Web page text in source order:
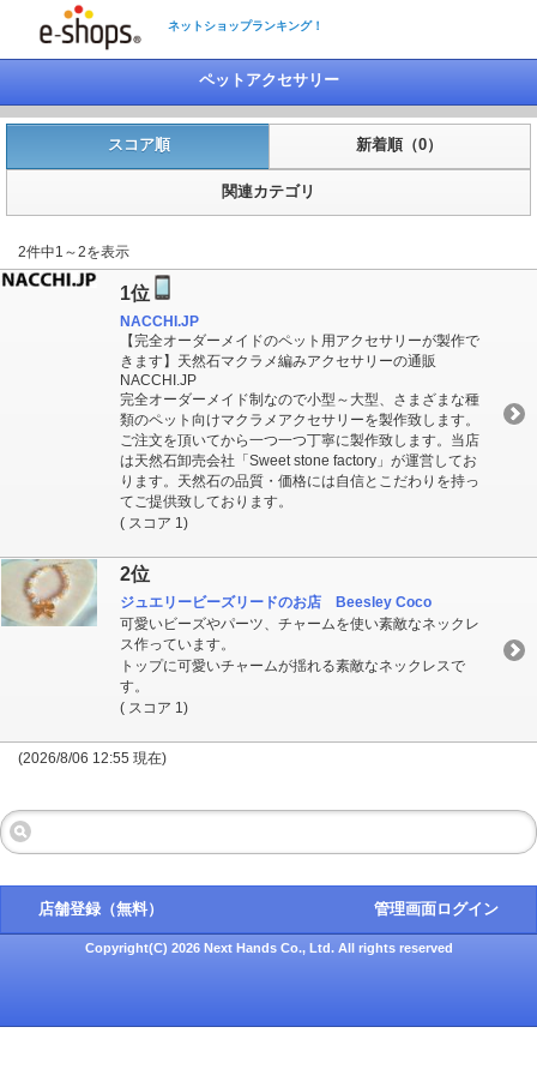
ネットショップランキング！
ペットアクセサリー
スコア順 新着順（0）
関連カテゴリ
2件中1～2を表示
1位
NACCHI.JP
【完全オーダーメイドのペット用アクセサリーが製作で
きます】天然石マクラメ編みアクセサリーの通販
NACCHI.JP
完全オーダーメイド制なので小型～大型、さまざまな種
類のペット向けマクラメアクセサリーを製作致します。
ご注文を頂いてから一つ一つ丁寧に製作致します。当店
は天然石卸売会社「Sweet stone factory」が運営してお
ります。天然石の品質・価格には自信とこだわりを持っ
てご提供致しております。
( スコア 1)
2位
ジュエリービーズリードのお店 Beesley Coco
可愛いビーズやパーツ、チャームを使い素敵なネックレ
ス作っています。
トップに可愛いチャームが揺れる素敵なネックレスで
す。
( スコア 1)
(2026/8/06 12:55 現在)
店舗登録（無料） 管理画面ログイン
Copyright(C) 2026 Next Hands Co., Ltd. All rights reserved